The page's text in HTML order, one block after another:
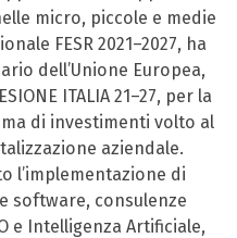
micro, piccole e medie
FESR 2021–2027, ha
dell’Unione Europea,
ITALIA 21–27, per la
di investimenti volto al
aziendale.
l’implementazione di
software, consulenze
e Intelligenza Artificiale,